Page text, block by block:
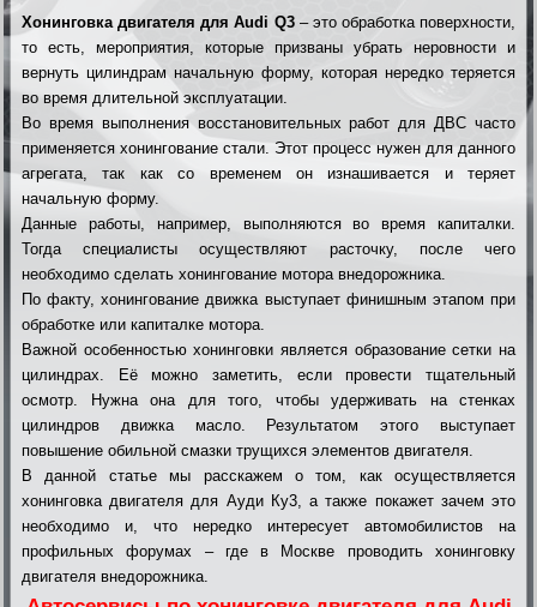
Хонинговка двигателя для Audi Q3– это обработка поверхности,
то есть, мероприятия, которые призваны убрать неровности и
вернуть цилиндрам начальную форму, которая нередко теряется
во время длительной эксплуатации.
Во время выполнения восстановительных работ для ДВС часто
применяется хонингование стали. Этот процесс нужен для данного
агрегата, так как со временем он изнашивается и теряет
начальную форму.
Данные работы, например, выполняются во время капиталки.
Тогда специалисты осуществляют расточку, после чего
необходимо сделать хонингование мотора внедорожника.
По факту, хонингование движка выступает финишным этапом при
обработке или капиталке мотора.
Важной особенностью хонинговки является образование сетки на
цилиндрах. Её можно заметить, если провести тщательный
осмотр. Нужна она для того, чтобы удерживать на стенках
цилиндров движка масло. Результатом этого выступает
повышение обильной смазки трущихся элементов двигателя.
В данной статье мы расскажем о том, как осуществляется
хонинговка двигателя для Ауди Ку3, а также покажет зачем это
необходимо и, что нередко интересует автомобилистов на
профильных форумах – где в Москве проводить хонинговку
двигателя внедорожника.